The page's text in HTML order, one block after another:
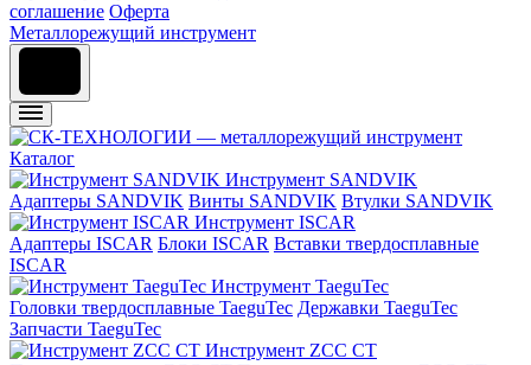
соглашение Оферта
Металлорежущий инструмент
Каталог
Инструмент SANDVIK
Адаптеры SANDVIK Винты SANDVIK Втулки SANDVIK
Инструмент ISCAR
Адаптеры ISCAR Блоки ISCAR Вставки твердосплавные
ISCAR
Инструмент TaeguTec
Головки твердосплавные TaeguTec Державки TaeguTec
Запчасти TaeguTec
Инструмент ZCС CT